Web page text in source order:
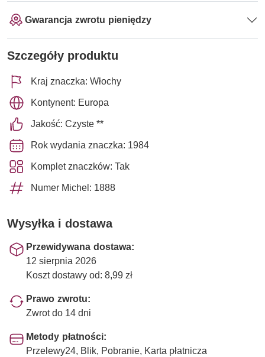
Gwarancja zwrotu pieniędzy
Szczegóły produktu
Kraj znaczka: Włochy
Kontynent: Europa
Jakość: Czyste **
Rok wydania znaczka: 1984
Komplet znaczków: Tak
Numer Michel: 1888
Wysyłka i dostawa
Przewidywana dostawa:
12 sierpnia 2026
Koszt dostawy od: 8,99 zł
Prawo zwrotu:
Zwrot do 14 dni
Metody płatności:
Przelewy24, Blik, Pobranie, Karta płatnicza